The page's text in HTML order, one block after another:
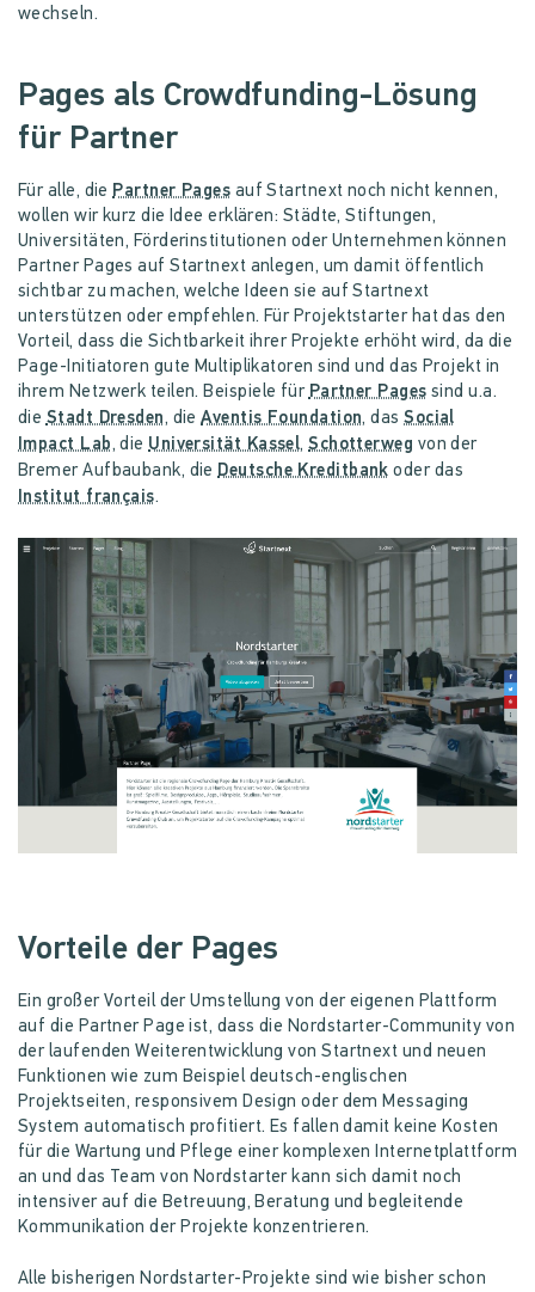
wechseln.
Pages als Crowdfunding-Lösung
für Partner
Für alle, die Partner Pages auf Startnext noch nicht kennen,
wollen wir kurz die Idee erklären: Städte, Stiftungen,
Universitäten, Förderinstitutionen oder Unternehmen können
Partner Pages auf Startnext anlegen, um damit öffentlich
sichtbar zu machen, welche Ideen sie auf Startnext
unterstützen oder empfehlen. Für Projektstarter hat das den
Vorteil, dass die Sichtbarkeit ihrer Projekte erhöht wird, da die
Page-Initiatoren gute Multiplikatoren sind und das Projekt in
ihrem Netzwerk teilen. Beispiele für Partner Pages sind u.a.
die Stadt Dresden, dieAventis Foundation, dasSocial
Impact Lab, die Universität Kassel,Schotterweg von der
Bremer Aufbaubank, die Deutsche Kreditbank oder das
Institut français.
Vorteile der Pages
Ein großer Vorteil der Umstellung von der eigenen Plattform
auf die Partner Page ist, dass die Nordstarter-Community von
der laufenden Weiterentwicklung von Startnext und neuen
Funktionen wie zum Beispiel deutsch-englischen
Projektseiten, responsivem Design oder dem Messaging
System automatisch profitiert. Es fallen damit keine Kosten
für die Wartung und Pflege einer komplexen Internetplattform
an und das Team von Nordstarter kann sich damit noch
intensiver auf die Betreuung, Beratung und begleitende
Kommunikation der Projekte konzentrieren.
Alle bisherigen Nordstarter-Projekte sind wie bisher schon